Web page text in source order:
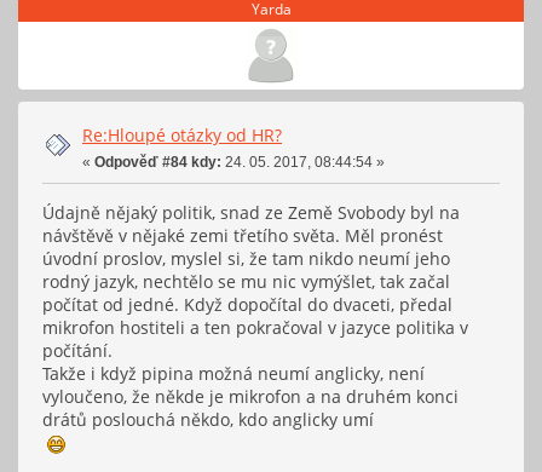
Yarda
Re:Hloupé otázky od HR?
« Odpověď #84 kdy: 24. 05. 2017, 08:44:54 »
Údajně nějaký politik, snad ze Země Svobody byl na
návštěvě v nějaké zemi třetího světa. Měl pronést
úvodní proslov, myslel si, že tam nikdo neumí jeho
rodný jazyk, nechtělo se mu nic vymýšlet, tak začal
počítat od jedné. Když dopočítal do dvaceti, předal
mikrofon hostiteli a ten pokračoval v jazyce politika v
počítání.
Takže i když pipina možná neumí anglicky, není
vyloučeno, že někde je mikrofon a na druhém konci
drátů poslouchá někdo, kdo anglicky umí